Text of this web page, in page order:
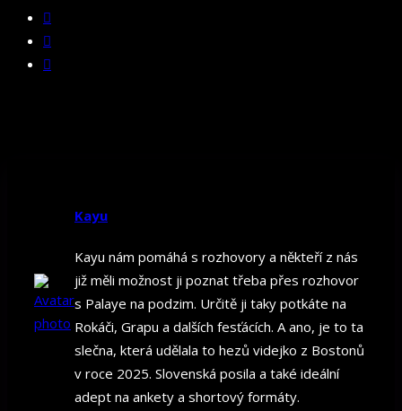
Kayu
Kayu nám pomáhá s rozhovory a někteří z nás
již měli možnost ji poznat třeba přes rozhovor
s Palaye na podzim. Určitě ji taky potkáte na
Rokáči, Grapu a dalších fesťácích. A ano, je to ta
slečna, která udělala to hezů videjko z Bostonů
v roce 2025. Slovenská posila a také ideální
adept na ankety a shortový formáty.